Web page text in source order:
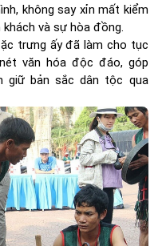
không say xỉn mất kiểm
và sự hòa đồng.
trưng ấy đã làm cho tục
văn hóa độc đáo, góp
giữ bản sắc dân tộc qua